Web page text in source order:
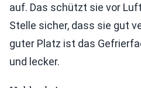
auf. Das schützt sie vor
Stelle sicher, dass sie gut
guter Platz ist das
und lecker.